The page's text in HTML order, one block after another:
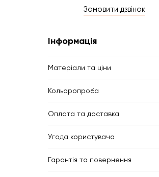
Замовити дзвінок
Інформація
Матеріали та ціни
Кольоропроба
Оплата та доставка
Угода користувача
Гарантія та повернення